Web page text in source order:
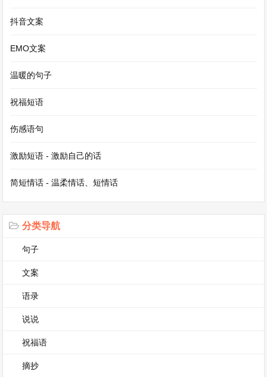
去欣赏美，去感受爱，也让我们明白，生活中处处
都充满了值得我们去珍藏的瞬间。
作文600字
作文，一个充满魔力的词汇，它是思想的载体，是
从小学开始，我们就与作文结下了不解之缘。最初
的作文，可能只是简单地描述一件事物，比如“我
的宠物”。我们用稚嫩的笔触，描绘宠物的模样，
童真的世界，字数虽然不多，但字里行间洋溢着对
小宠物的喜爱。
对于环境保护的看法。我们不再仅仅局限于描述，
抖音文案
EMO文案
温暖的句子
祝福短语
伤感语句
激励短语 - 激励自己的话
简短情话 - 温柔情话、短情话
分类导航
句子
文案
语录
说说
祝福语
摘抄